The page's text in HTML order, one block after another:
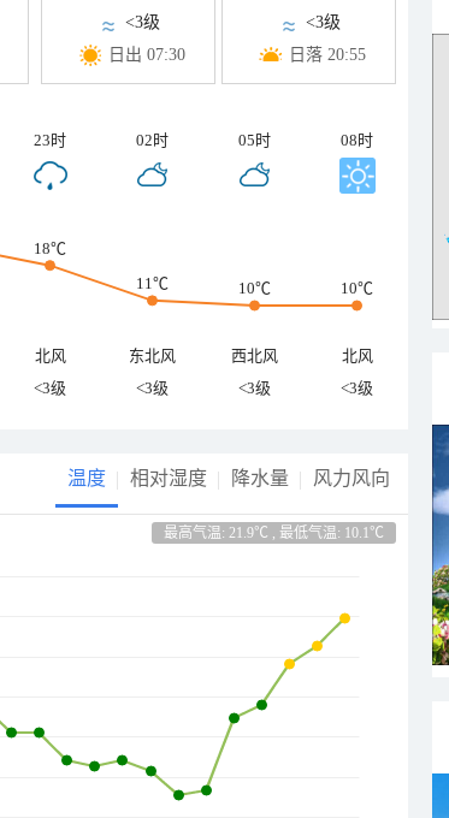
<3级
日出 07:30
<3级
日落 20:55
23时 02时 05时 08时
18℃
11℃
10℃ 10℃
北风 东北风 西北风
北风
<3级 <3级 <3级 <3级
温度 相对湿度 降水量 风力风向
最高气温: 21.9℃ , 最低气温: 10.1℃